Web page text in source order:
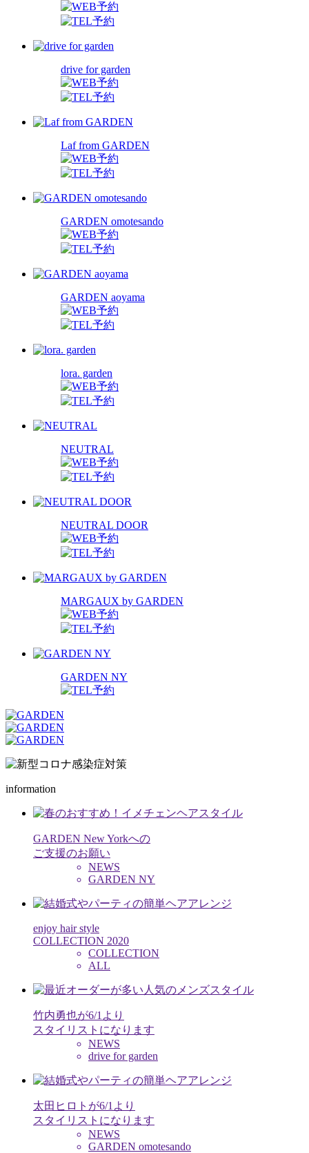
drive for garden
Laf from GARDEN
GARDEN omotesando
GARDEN aoyama
lora. garden
NEUTRAL
NEUTRAL DOOR
MARGAUX by GARDEN
GARDEN NY
information
GARDEN New Yorkへの
ご支援のお願い
NEWS
GARDEN NY
enjoy hair style
COLLECTION 2020
COLLECTION
ALL
竹内勇也が6/1より
スタイリストになります
NEWS
drive for garden
太田ヒロトが6/1より
スタイリストになります
NEWS
GARDEN omotesando